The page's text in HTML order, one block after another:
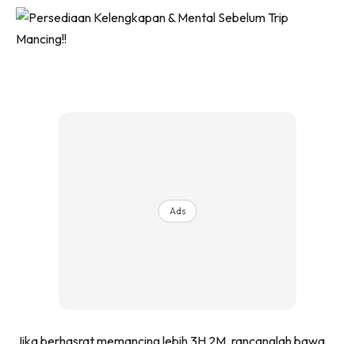
Ads
Jika berhasrat memancing lebih 3H 2M, rancanglah bawa